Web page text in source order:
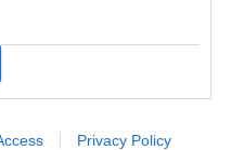
Privacy Policy